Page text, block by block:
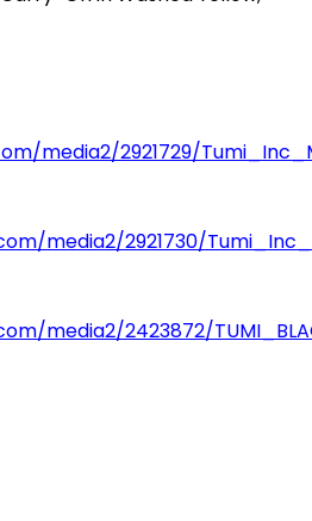
media2/2921729/
media2/2921730/
media2/2423872/